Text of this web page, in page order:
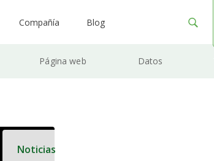
Compañía Blog
Página web Datos
Noticias